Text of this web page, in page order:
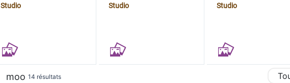
Studio
Studio
Studio
moo 14 résultats